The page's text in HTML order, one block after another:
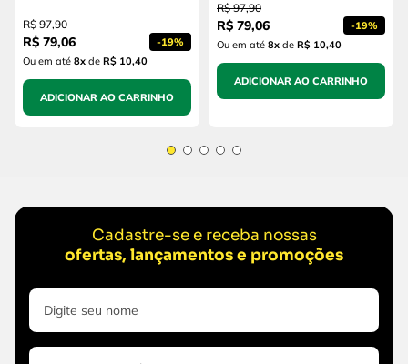
R$ 97,90
R$ 79,06 -19%
Ou em até 8x de R$ 10,40
ADICIONAR AO CARRINHO
R$ 97,90
R$ 79,06 -19%
Ou em até 8x de R$ 10,40
ADICIONAR AO CARRINHO
Cadastre-se e receba nossas
ofertas, lançamentos e promoções